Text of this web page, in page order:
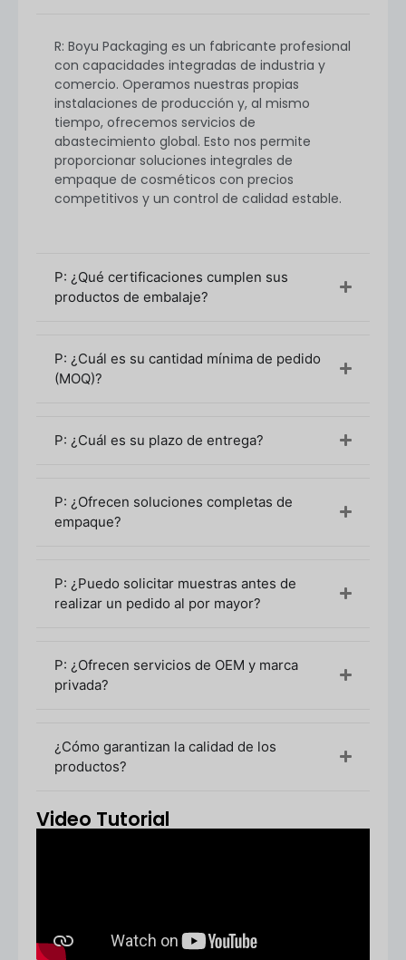
Tapas y bombas personalizadas:
El MOQ
puede variar, normalmente a partir de
5,000 unidades
del diseño, el método de decoración y la
Proceso de personalización y adquisición
hablar sobre sus necesidades de empaque
para productos de cuidado de la piel.
preferencias de material (vidrio, plástico) y
las características deseadas (bomba,
Diseño y cotización
Una vez comprendidos sus requisitos,
nuestro equipo de diseño creará
empaque. También proporcionaremos un
Una vez aprobados el diseño y el
presupuesto, crearemos una muestra de
R: Boyu Packaging es un fabricante profesional
con capacidades integradas de industria y
comercio. Operamos nuestras propias
instalaciones de producción y, al mismo
tiempo, ofrecemos servicios de
abastecimiento global. Esto nos permite
proporcionar soluciones integrales de
empaque de cosméticos con precios
competitivos y un control de calidad estable.
P: ¿Qué certificaciones cumplen sus
productos de embalaje?
P: ¿Cuál es su cantidad mínima de pedido
(MOQ)?
P: ¿Cuál es su plazo de entrega?
P: ¿Ofrecen soluciones completas de
empaque?
P: ¿Puedo solicitar muestras antes de
realizar un pedido al por mayor?
P: ¿Ofrecen servicios de OEM y marca
privada?
¿Cómo garantizan la calidad de los
productos?
Video Tutorial